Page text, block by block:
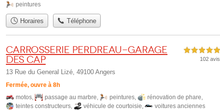
peintures
Horaires Téléphone
Carrosserie Perdreau-Garage
des Cap
13 Rue du General Lizé, 49100 Angers
Fermée, ouvre à 8h
5,0 étoiles sur 5
102 avis
motos, passage au marbre, peintures, rénovation de phare,
teintes constructeurs, véhicule de courtoisie, voitures anciennes